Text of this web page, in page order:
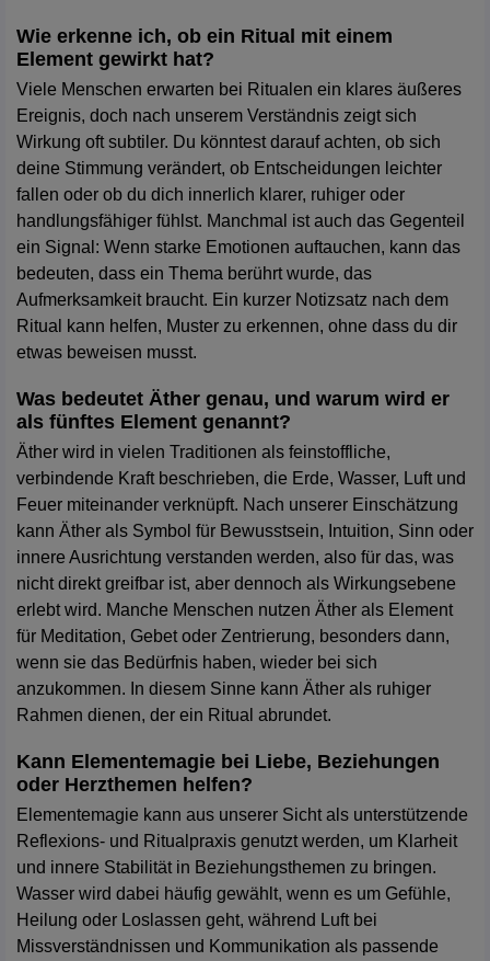
Wie erkenne ich, ob ein Ritual mit einem
Element gewirkt hat?
Viele Menschen erwarten bei Ritualen ein klares äußeres
Ereignis, doch nach unserem Verständnis zeigt sich
Wirkung oft subtiler. Du könntest darauf achten, ob sich
deine Stimmung verändert, ob Entscheidungen leichter
fallen oder ob du dich innerlich klarer, ruhiger oder
handlungsfähiger fühlst. Manchmal ist auch das Gegenteil
ein Signal: Wenn starke Emotionen auftauchen, kann das
bedeuten, dass ein Thema berührt wurde, das
Aufmerksamkeit braucht. Ein kurzer Notizsatz nach dem
Ritual kann helfen, Muster zu erkennen, ohne dass du dir
etwas beweisen musst.
Was bedeutet Äther genau, und warum wird er
als fünftes Element genannt?
Äther wird in vielen Traditionen als feinstoffliche,
verbindende Kraft beschrieben, die Erde, Wasser, Luft und
Feuer miteinander verknüpft. Nach unserer Einschätzung
kann Äther als Symbol für Bewusstsein, Intuition, Sinn oder
innere Ausrichtung verstanden werden, also für das, was
nicht direkt greifbar ist, aber dennoch als Wirkungsebene
erlebt wird. Manche Menschen nutzen Äther als Element
für Meditation, Gebet oder Zentrierung, besonders dann,
wenn sie das Bedürfnis haben, wieder bei sich
anzukommen. In diesem Sinne kann Äther als ruhiger
Rahmen dienen, der ein Ritual abrundet.
Kann Elementemagie bei Liebe, Beziehungen
oder Herzthemen helfen?
Elementemagie kann aus unserer Sicht als unterstützende
Reflexions- und Ritualpraxis genutzt werden, um Klarheit
und innere Stabilität in Beziehungsthemen zu bringen.
Wasser wird dabei häufig gewählt, wenn es um Gefühle,
Heilung oder Loslassen geht, während Luft bei
Missverständnissen und Kommunikation als passende